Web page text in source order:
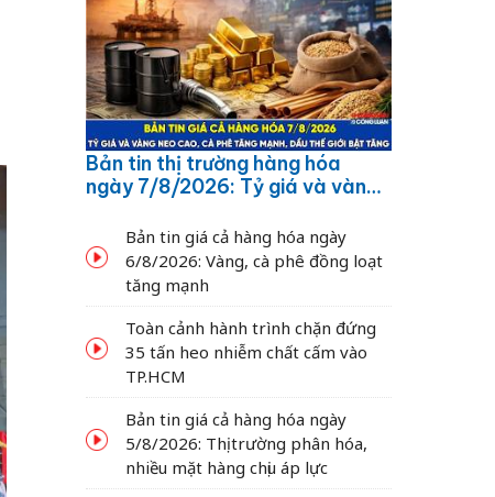
Bản tin thị trường hàng hóa
ngày 7/8/2026: Tỷ giá và vàng
dầu thế giới bật tăng
Bản tin giá cả hàng hóa ngày
6/8/2026: Vàng, cà phê đồng loạt
tăng mạnh
Toàn cảnh hành trình chặn đứng
35 tấn heo nhiễm chất cấm vào
TP.HCM
Bản tin giá cả hàng hóa ngày
5/8/2026: Thị trường phân hóa,
nhiều mặt hàng chịu áp lực